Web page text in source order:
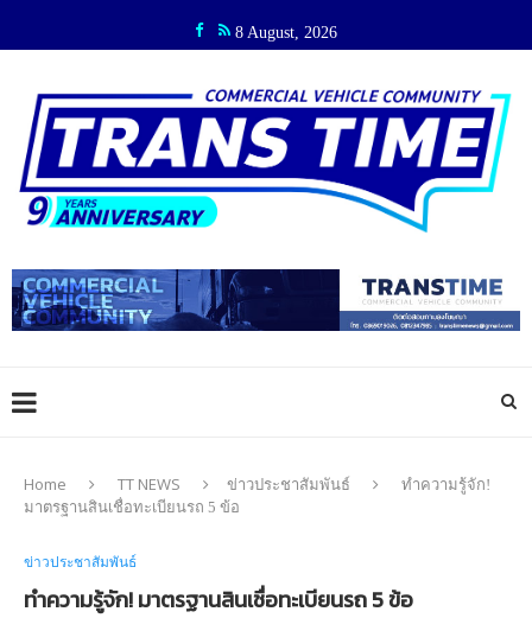
8 August, 2026
Home TT NEWS ข่าวประชาสัมพันธ์
ทำความรู้จัก!
มาตรฐานสินเชื่อทะเบียนรถ 5 ข้อ
ข่าวประชาสัมพันธ์
ทำความรู้จัก! มาตรฐานสินเชื่อทะเบียนรถ 5 ข้อ